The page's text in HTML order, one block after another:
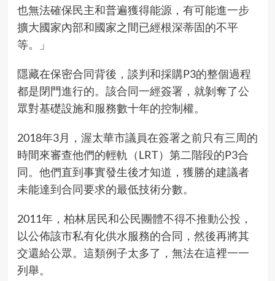
也無法確保民主和普遍獲得能源，有可能進一步
擴大國家內部和國家之間已經根深蒂固的不平
等。」
隱藏在保密合同背後，談判和採購P3的整個過程
都是閉門進行的。該合同一經簽署，就剝奪了公
眾對基礎設施和服務數十年的控制權。
2018年3月，渥太華市議員在簽署之前只有三周的
時間來審查他們的輕軌（LRT）第二階段的P3合
同。他們直到事實發生後才知道，獲勝的建議者
未能達到合同要求的最低技術分數。
2011年，柏林居民和公民團體不得不推動公投 ，
以公佈該市私有化供水服務的合同，然後再將其
交還給公眾。這類例子太多了，無法在這裡一一
列舉。